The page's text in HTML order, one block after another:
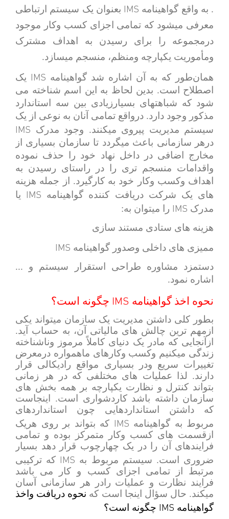
. به واقع گواهینامه IMS بعنوان یک سیستم ارتباطی
معرفی میشود که تمامی اجزای کسب وکار موجود
درمجموعه را برای رسیدن به اهداف مشترک
ومأموریت یکپارچه ومنظم، منسجم میسازد.
همان‌طور که به آن اشاره شد گواهینامه IMS یک
اصطلاح است. بدین لحاظ به این اسم شناخته می
شود که شباهتهای بسیارزیادی بین سه استاندارد
مذکور وجود دارد. درواقع تمامی آنان به نوعی از یک
سیستم مدیریت پیروی میکنند. وجود مدرک IMS
درهر سازمانی باعث میگردد تا سازمان بسیاری از
مخارج اضافی در داخل نهاد خود را حذف نموده
واقدامات منسجم تری را در راستای رسیدن به
اهداف وکسب وکار خود به کارگیرد. از جمله هزینه
های یک شرکت دریافت کننده گواهینامه IMS یا
مدرک IMS را میتوان به:
هزینه های ستادی مستند سازی
ممیزی های داخلی وصدور گواهینامه IMS
دستمزد مشاوره طراحی استقرار سیستم و ...
اشاره نمود.
نحوه اخذ گواهینامه IMS چگونه است؟
بطور کلی داشتن مدیریت یک سازمان میتواند یکی
ازمهم ترین چالش های مالیاتی آن، به حساب آید.
ازآنجایی که مادر یک دنیای کاملاً مرموز وناشناخته
زندگی میکنیم وکسب وکارهای ماهمواره درمعرض
تغییرات سریع ودر بسیاری مواقع رادیکالی قرار
دارند. لذا عملیات های مختلفی که در هر زمانی
بتواند کنترل و نظارت یکپارچه بر همه بخش های
سازمان داشته باشد کاردشواری است. اینجاست
که داشتن استانداردهایی چون استانداردهای
مربوط به گواهینامه IMS که بتواند بر روی هریک
ازقسمت های کسب وکار متمرکز بوده و تمامی
فرایندهای آن را در یک چهارچوب قرار دهد بسیار
ضروری است. سیستم مربوط به IMS که ترکیبی
مرتبط از تمامی اجزای کسب و کار می باشد
فرایند نظارت و عملیات رادر هر سازمانی آسان
میکند. حال سؤال اینجا است که نحوه دریافت واخذ
گواهینامه IMS چگونه است؟